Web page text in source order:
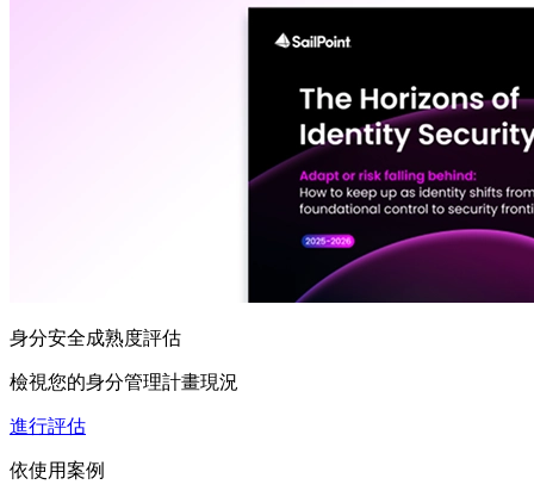
身分安全成熟度評估
檢視您的身分管理計畫現況
進行評估
依使用案例